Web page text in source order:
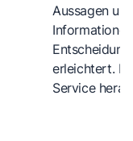
Aussagen
erleichtert.
Service